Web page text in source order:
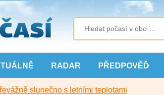
RADAR PŘEDPOVĚĎ
slunečno s letními teplotami